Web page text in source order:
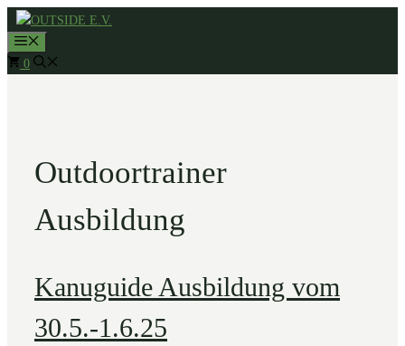
Zum
Inhalt
springen
0
Outdoortrainer
Ausbildung
Kanuguide Ausbildung vom
30.5.-1.6.25